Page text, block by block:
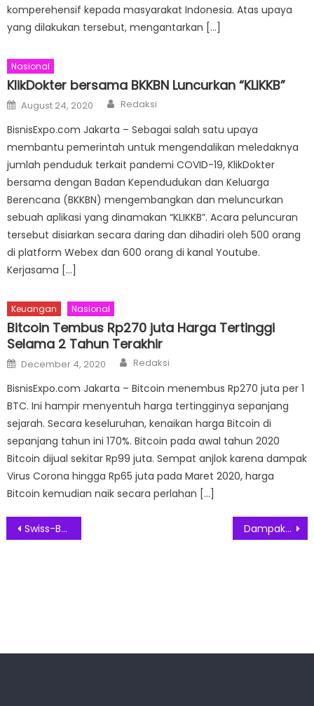
komperehensif kepada masyarakat Indonesia. Atas upaya
yang dilakukan tersebut, mengantarkan […]
Nasional
KlikDokter bersama BKKBN Luncurkan “KLIKKB”
Posted
on
August 24, 2020 Author
Redaksi
BisnisExpo.com Jakarta – Sebagai salah satu upaya
membantu pemerintah untuk mengendalikan meledaknya
jumlah penduduk terkait pandemi COVID-19, KlikDokter
bersama dengan Badan Kependudukan dan Keluarga
Berencana (BKKBN) mengembangkan dan meluncurkan
sebuah aplikasi yang dinamakan “KLIKKB”. Acara peluncuran
tersebut disiarkan secara daring dan dihadiri oleh 500 orang
di platform Webex dan 600 orang di kanal Youtube.
Kerjasama […]
Keuangan Nasional
Bitcoin Tembus Rp270 juta Harga Tertinggi
Selama 2 Tahun Terakhir
Posted
on
December 4, 2020 Author
Redaksi
BisnisExpo.com Jakarta – Bitcoin menembus Rp270 juta per 1
BTC. Ini hampir menyentuh harga tertingginya sepanjang
sejarah. Secara keseluruhan, kenaikan harga Bitcoin di
sepanjang tahun ini 170%. Bitcoin pada awal tahun 2020
Bitcoin dijual sekitar Rp99 juta. Sempat anjlok karena dampak
Virus Corona hingga Rp65 juta pada Maret 2020, harga
Bitcoin kemudian naik secara perlahan […]
Post
Swiss-Belresidences Kalibata Sambut Imlek Dengan Nuansa Dan Hidangan Special Dampak SPBU Terkena Banjir, Pertamina Terjunkan Tim Inspeksi